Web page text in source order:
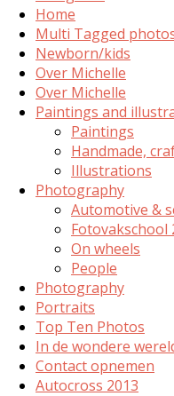
Home
Multi Tagged
Newborn/kids
Over Michelle
Over Michelle
Paintings and
Paintings
Handmade,
Illustrations
Photography
Automotive &
Fotovakschool
On wheels
People
Photography
Portraits
Top Ten Photos
In de wondere
Contact opnemen
Autocross 2013